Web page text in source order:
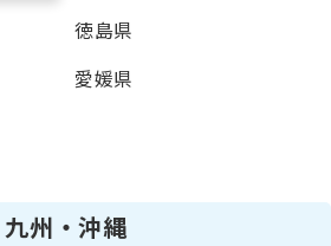
徳島県
愛媛県
九州・沖縄